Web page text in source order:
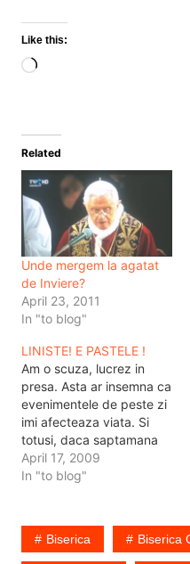
Like this:
Loading…
Related
Unde mergem la agatat
de Inviere?
April 23, 2011
In "to blog"
LINISTE! E PASTELE !
Am o scuza, lucrez in
presa. Asta ar insemna ca
evenimentele de peste zi
imi afecteaza viata. Si
totusi, daca saptamana
trecuta la pastele meu ma
gandeam ca tocmai ma
saptamana asta a
intervenit Becali. Cum sa
April 17, 2009
In "to blog"
Biserica Biserica